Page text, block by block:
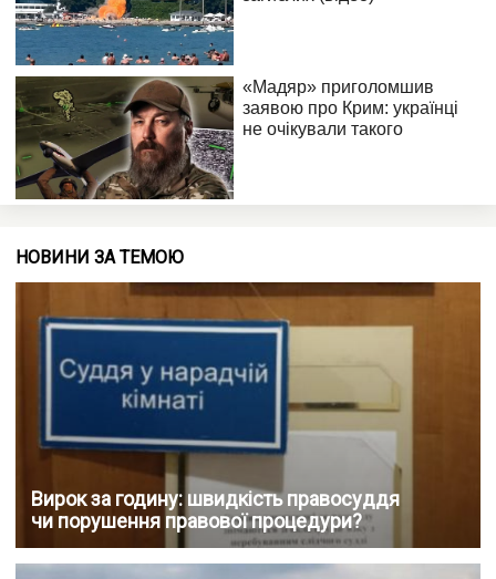
НОВИНИ ЗА ТЕМОЮ
Вирок за годину: швидкість правосуддя
чи порушення правової процедури?